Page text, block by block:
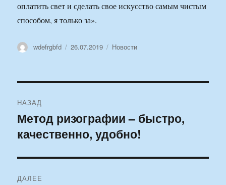
оплатить свет и сделать свое искусство самым чистым
способом, я только за».
Автор
wdefrgbfd Опубликовано
26.07.2019 Рубрики
Новости
по
записям
НАЗАД
Предыдущая
запись:
Метод ризографии – быстро,
качественно, удобно!
ДАЛЕЕ